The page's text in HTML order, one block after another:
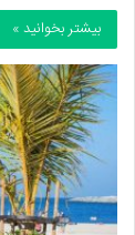
بیشتر بخوانید »